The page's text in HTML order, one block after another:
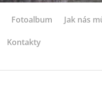
Fotoalbum Jak nás
Kontakty